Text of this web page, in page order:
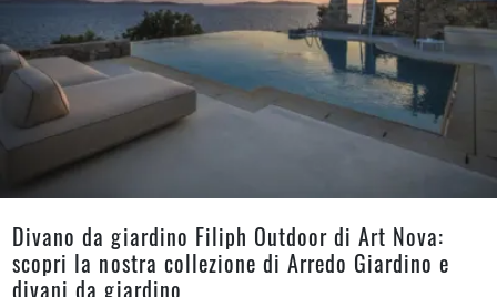
Divano da giardino Filiph Outdoor di Art Nova:
scopri la nostra collezione di Arredo Giardino e
divani da giardino